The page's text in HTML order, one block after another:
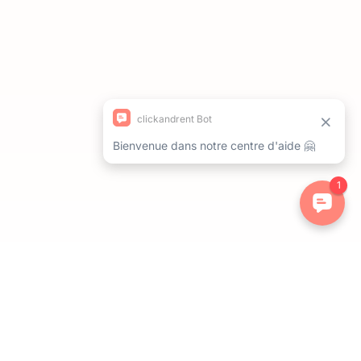
Personnalisez vos préférences pour contrôler la manière dont